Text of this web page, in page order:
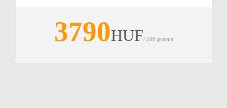
3790HUF/ 100 gramm